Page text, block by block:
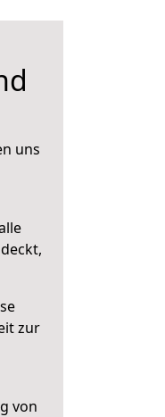
uns
zur
von